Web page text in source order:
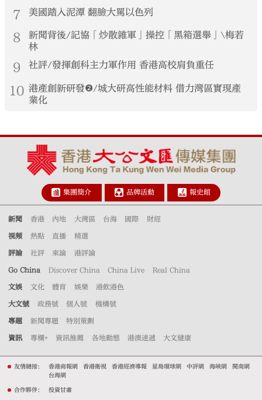
7 美國踏入泥潭 翻臉大罵以色列
8
新聞背後/記協「炒散雜軍」操控「黑箱選舉」\梅若
林
9 社評/發揮創科主力軍作用 香港高校肩負重任
10 港產創新研發❷/城大研高性能材料 借力灣區實現產
業化
集團簡介 品牌活動 報史館
新聞 香港 內地 大灣區 台海 國際 財經
視頻 熱點 直播 精選
評論 社評 來論 港評論
Go China Discover China China Live Real China
文娛 文化 體育 娛樂 港飲港色
大文號 政務號 個人號 機構號
專題 新聞專題 特別策劃
資訊 專欄+ 資訊推薦 各地動態 港澳速遞 大文健康
友情鏈接： 香港商報網 香港衛視 香港經濟導報 星島環球網 中評網 海峽網
閩南網
台海網
合作夥伴： 投資甘肅